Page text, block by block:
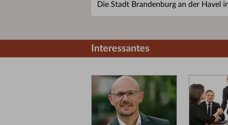
Die Stadt Brandenburg an der Havel
Interessantes